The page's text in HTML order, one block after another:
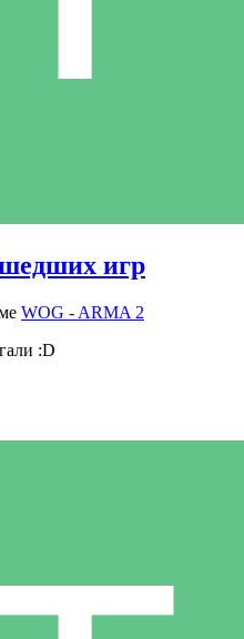
игр
WOG - ARMA 2
:D